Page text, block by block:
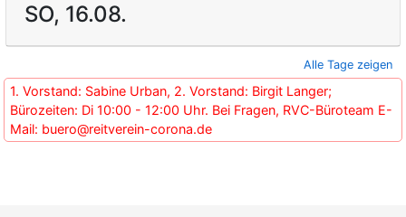
SO, 16.08.
Alle Tage zeigen
1. Vorstand: Sabine Urban, 2. Vorstand: Birgit Langer;
Bürozeiten: Di 10:00 - 12:00 Uhr. Bei Fragen, RVC-Büroteam E-
Mail: buero@reitverein-corona.de